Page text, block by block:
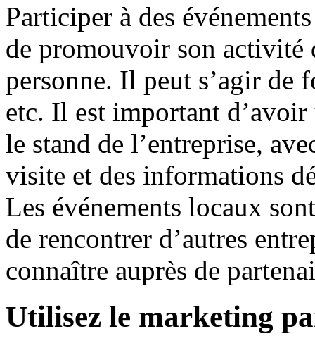
Participer à des
de promouvoir son activité
personne. Il peut s’agir de
etc. Il est important
le stand de l’entreprise,
visite et des informations
Les événements locaux
de rencontrer d’autres
connaître auprès de
Utilisez le marketing